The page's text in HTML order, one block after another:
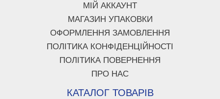
МІЙ АККАУНТ
МАГАЗИН УПАКОВКИ
ОФОРМЛЕННЯ ЗАМОВЛЕННЯ
ПОЛІТИКА КОНФІДЕНЦІЙНОСТІ
ПОЛІТИКА ПОВЕРНЕННЯ
ПРО НАС
КАТАЛОГ ТОВАРІВ